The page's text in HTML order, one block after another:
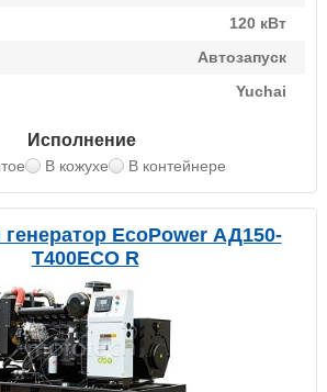
120 кВт
Автозапуск
Yuchai
Исполнение
В кожухе В контейнере
EcoPower АД150-
T400ECO R